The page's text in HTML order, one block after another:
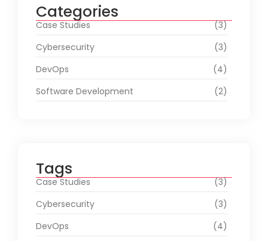
Categories
Case Studies
(3)
Cybersecurity
(3)
DevOps
(4)
Software Development
(2)
Tags
Case Studies
(3)
Cybersecurity
(3)
DevOps
(4)